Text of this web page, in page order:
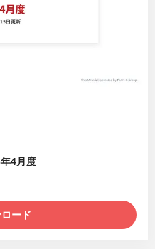
4月度
ード